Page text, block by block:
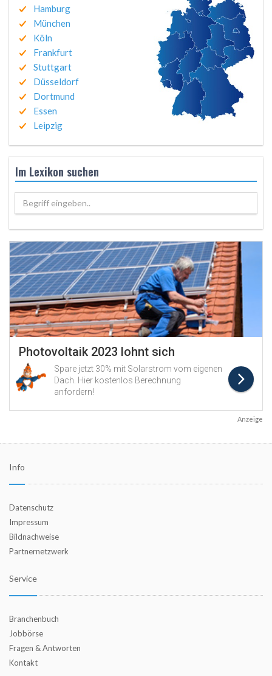
Hamburg
München
Köln
Frankfurt
Stuttgart
Düsseldorf
Dortmund
Essen
Leipzig
Im Lexikon suchen
Begriff eingeben..
Anzeige
Info
Datenschutz
Impressum
Bildnachweise
Partnernetzwerk
Service
Branchenbuch
Jobbörse
Fragen & Antworten
Kontakt